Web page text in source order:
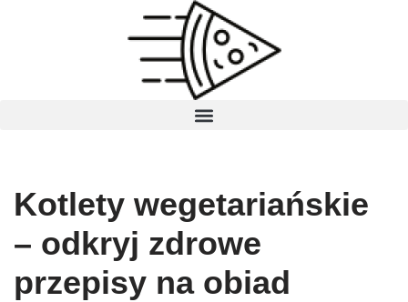
Kotlety wegetariańskie
– odkryj zdrowe
przepisy na obiad